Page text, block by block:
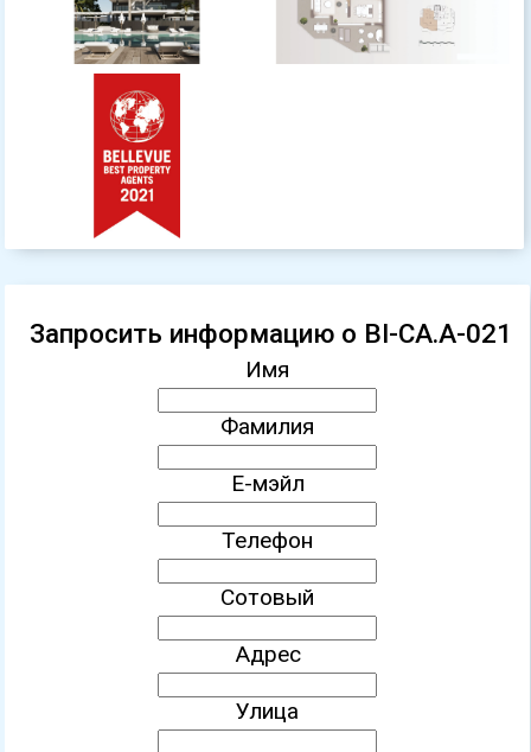
Запросить информацию о BI-CA.A-021
Имя
Фамилия
Е-мэйл
Телефон
Сотовый
Адрес
Улица